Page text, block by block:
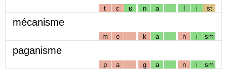
t ɛ ʁ n a l i st
mécanisme
m e k a n i sm
paganisme
p a g a n i sm